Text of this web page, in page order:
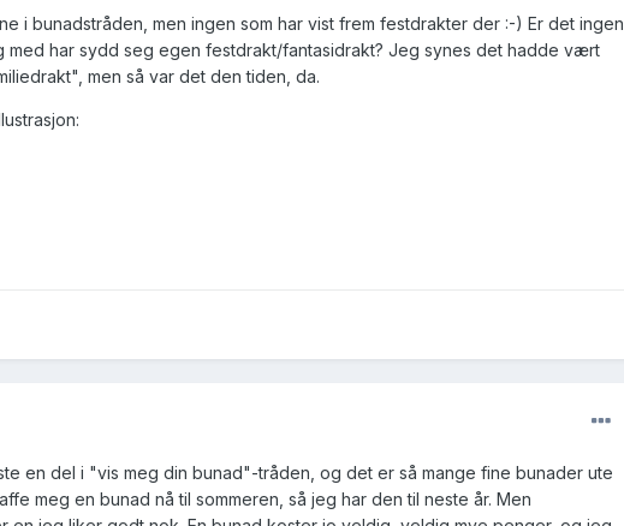
i bunadstråden, men ingen som har vist frem festdrakter der :-) Er det ingen
med har sydd seg egen festdrakt/fantasidrakt? Jeg synes det hadde vært
men så var det den tiden, da.
en del i "vis meg din bunad"-tråden, og det er så mange fine bunader ute
meg en bunad nå til sommeren, så jeg har den til neste år. Men